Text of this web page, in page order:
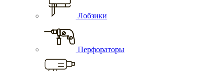
Лобзики
Перфораторы